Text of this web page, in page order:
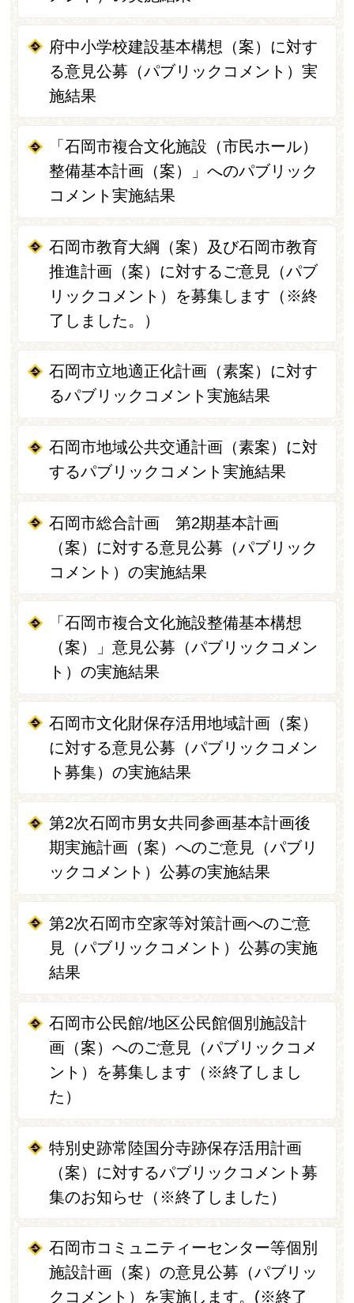
府中小学校建設基本構想（案）に対す
る意見公募（パブリックコメント）実
施結果
「石岡市複合文化施設（市民ホール）
整備基本計画（案）」へのパブリック
コメント実施結果
石岡市教育大綱（案）及び石岡市教育
推進計画（案）に対するご意見（パブ
リックコメント）を募集します（※終
了しました。）
石岡市立地適正化計画（素案）に対す
るパブリックコメント実施結果
石岡市地域公共交通計画（素案）に対
するパブリックコメント実施結果
石岡市総合計画 第2期基本計画
（案）に対する意見公募（パブリック
コメント）の実施結果
「石岡市複合文化施設整備基本構想
（案）」意見公募（パブリックコメン
ト）の実施結果
石岡市文化財保存活用地域計画（案）
に対する意見公募（パブリックコメン
ト募集）の実施結果
第2次石岡市男女共同参画基本計画後
期実施計画（案）へのご意見（パブリ
ックコメント）公募の実施結果
第2次石岡市空家等対策計画へのご意
見（パブリックコメント）公募の実施
結果
石岡市公民館/地区公民館個別施設計
画（案）へのご意見（パブリックコメ
ント）を募集します（※終了しまし
た）
特別史跡常陸国分寺跡保存活用計画
（案）に対するパブリックコメント募
集のお知らせ（※終了しました）
石岡市コミュニティーセンター等個別
施設計画（案）の意見公募（パブリッ
クコメント）を実施します。(※終了